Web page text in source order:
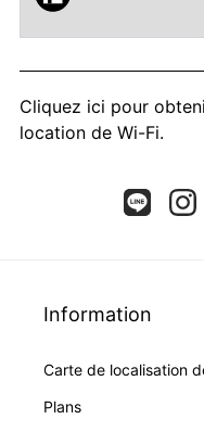
Cliquez ici pour
location de Wi-Fi.
Information
Carte de localisation
Plans